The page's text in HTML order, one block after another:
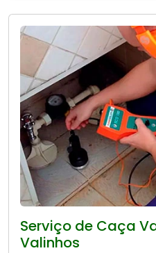
Serviço de Caça
Valinhos